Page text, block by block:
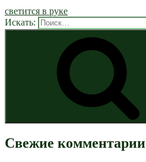
светится в руке
Искать:
Свежие комментарии